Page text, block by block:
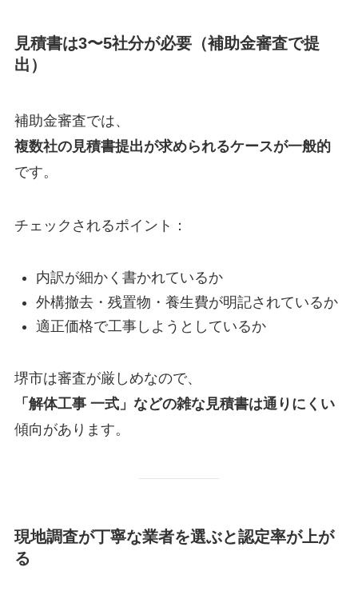
見積書は3〜5社分が必要（補助金審査で提
出）
補助金審査では、
複数社の見積書提出が求められるケースが一般的
です。
チェックされるポイント：
内訳が細かく書かれているか
外構撤去・残置物・養生費が明記されているか
適正価格で工事しようとしているか
堺市は審査が厳しめなので、
「解体工事 一式」などの雑な見積書は通りにくい
傾向があります。
現地調査が丁寧な業者を選ぶと認定率が上が
る